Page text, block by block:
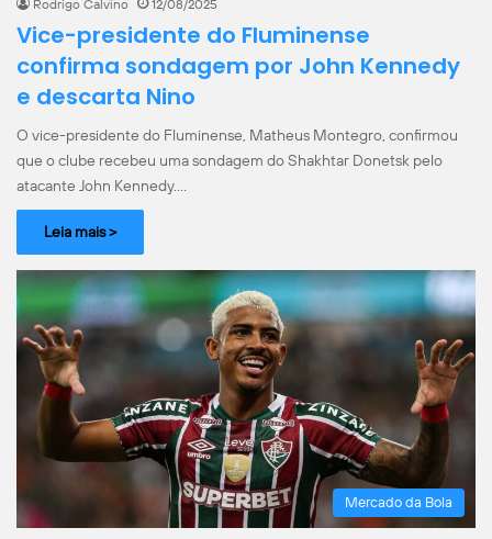
Rodrigo Calvino 12/08/2025
Vice-presidente do Fluminense
confirma sondagem por John Kennedy
e descarta Nino
O vice-presidente do Fluminense, Matheus Montegro, confirmou
que o clube recebeu uma sondagem do Shakhtar Donetsk pelo
atacante John Kennedy.…
Leia mais >
Mercado da Bola